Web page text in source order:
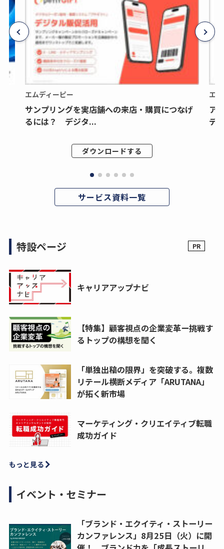
エムディーピー
サンプリングを実店舗への来店・購買につなげ
るには？ デジタ...
ダウンロードする
エ
ア
デ
サービス資料一覧
特設ページ
キャリアアップナビ
【特集】顧客視点の企業変革ー挑戦す
るトップの構想を聞く
「単独出稿の限界」を突破する。複数
リテール横断メディア「ARUTANA」
が拓く新市場
マーケティング・クリエイティブ転職
成功ガイド
もっと見る
イベント・セミナー
「ブランド・エクイティ・ストーリー
カンファレンス」8月25日（火）に開